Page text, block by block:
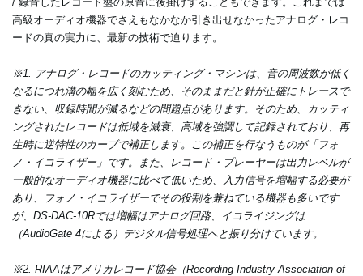
高級オーディオ機器でさえもなかなか引き出せなかったアナログ・レコ
ードの真の実力に、最新の技術で迫ります。
※1. アナログ・レコードのカッティング・マシンは、音の周波数が低く
なるにつれ溝の幅を広く刻むため、そのままだと針が正確にトレースで
きない、収録時間が減るなどの問題点があります。そのため、カッティ
ングされたレコードは低域を減衰、高域を強調して記録されており、再
生時に逆特性のカーブで補正します。この補正を行なうものが「フォ
ノ・イコライザー」です。また、レコード・プレーヤーは出力レベルが
一般的なオーディオ機器に比べて低いため、入力信号を増幅する必要が
あり、フォノ・イコライザーでその役割を兼ねている機器も多いです
が、DS-DAC-10Rでは増幅はアナログ回路、イコライジングは
（AudioGate 4による）デジタル信号処理へと振り分けています。
※2. RIAAはアメリカレコード協会（Recording Industry Association of